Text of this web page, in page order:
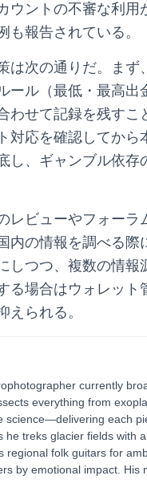
ウントの不審な利
も報告されている。
は次の通りだ。ま
ール（最低・最高
せて記録を残すこ
対応を確認してから
し、ギャンブル依
レビューやフォー
の情報を調べる際
しつつ、複数の情
る場合はウォレッ
えられる。
currently
everything from
science—delivering each
he treks glacier fields with
regional folk guitars for
by emotional impact.